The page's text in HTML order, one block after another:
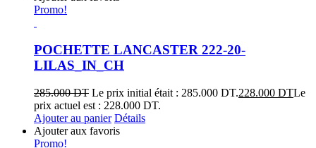
Promo!
POCHETTE LANCASTER 222-20-
LILAS_IN_CH
285.000DT Le prix initial était : 285.000 DT.228.000 DTLe
prix actuel est : 228.000 DT.
Ajouter au panier Détails
Ajouter aux favoris
Promo!